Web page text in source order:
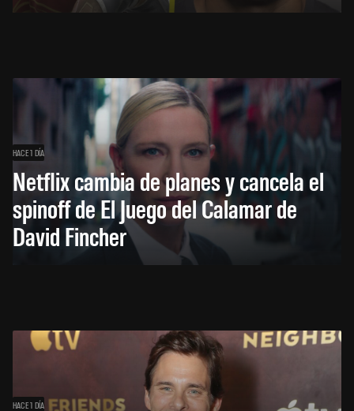
HACE 1 DÍA
Netflix cambia de planes y cancela el
spinoff de El Juego del Calamar de
David Fincher
HACE 1 DÍA